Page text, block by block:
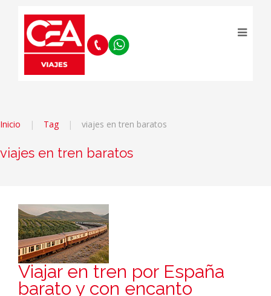
Inicio Tag viajes en tren baratos
viajes en tren baratos
Viajar en tren por España
barato y con encanto